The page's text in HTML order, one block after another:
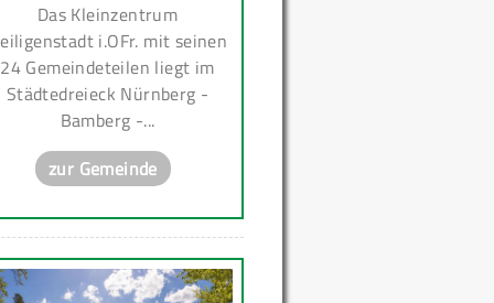
Das Kleinzentrum
i.OFr. mit seinen
24 Gemeindeteilen liegt im
Städtedreieck Nürnberg -
Bamberg -...
zur Gemeinde